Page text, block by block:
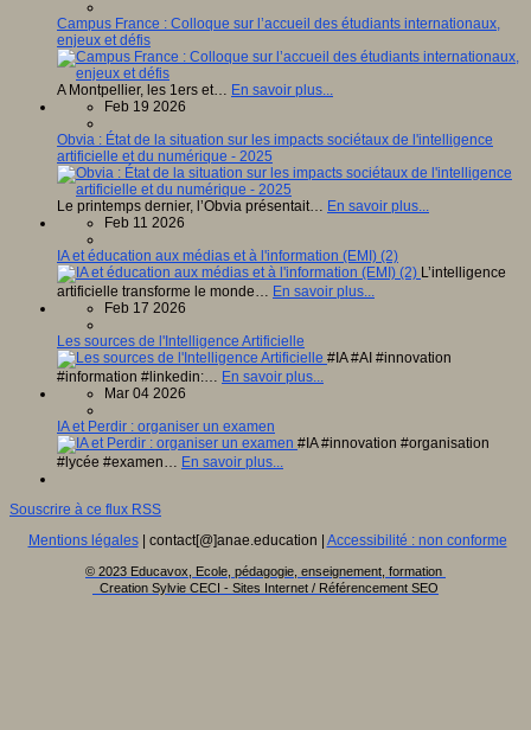
Campus France : Colloque sur l’accueil des étudiants internationaux,
enjeux et défis
A Montpellier, les 1ers et… En savoir plus...
Feb 19 2026
Obvia : État de la situation sur les impacts sociétaux de l'intelligence
artificielle et du numérique - 2025
Le printemps dernier, l’Obvia présentait… En savoir plus...
Feb 11 2026
IA et éducation aux médias et à l'information (EMI) (2)
L’intelligence
artificielle transforme le monde… En savoir plus...
Feb 17 2026
Les sources de l'Intelligence Artificielle
#IA #AI #innovation
#information #linkedin:… En savoir plus...
Mar 04 2026
IA et Perdir : organiser un examen
#IA #innovation #organisation
#lycée #examen… En savoir plus...
Souscrire à ce flux RSS
Mentions légales| contact[@]anae.education | Accessibilité : non conforme
© 2023 Educavox, Ecole, pédagogie, enseignement, formation
Creation Sylvie CECI - Sites Internet / Référencement SEO